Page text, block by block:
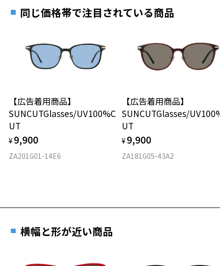
※メガネ：デモレンズを外した重さ
タイプ
材質
フロント素材：メタル
その際は記入用紙をダウンロードしてお使いください。
同じ価格帯で注目されている商品
【広告着用商品】
SUNCUTGlasses/UV100%C
UT
¥ 9,900
ZA201G01-14E6
【広告着用商品】
SUNCUTGlasses/
UT
¥ 9,900
ZA181G05-43A2
横幅と形が近い商品